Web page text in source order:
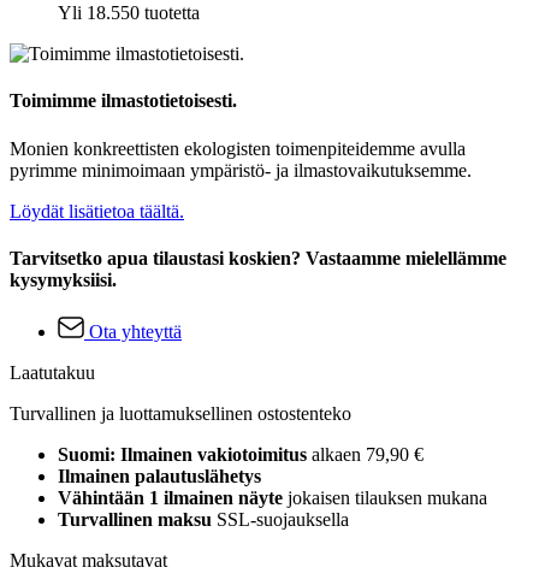
Yli 18.550 tuotetta
Toimimme ilmastotietoisesti.
Monien konkreettisten ekologisten toimenpiteidemme avulla
pyrimme minimoimaan ympäristö- ja ilmastovaikutuksemme.
Löydät lisätietoa täältä.
Tarvitsetko apua tilaustasi koskien? Vastaamme mielellämme
kysymyksiisi.
Ota yhteyttä
Laatutakuu
Turvallinen ja luottamuksellinen ostostenteko
Suomi: Ilmainen vakiotoimitus alkaen 79,90 €
Ilmainen palautuslähetys
Vähintään 1 ilmainen näyte jokaisen tilauksen mukana
Turvallinen maksu SSL-suojauksella
Mukavat maksutavat